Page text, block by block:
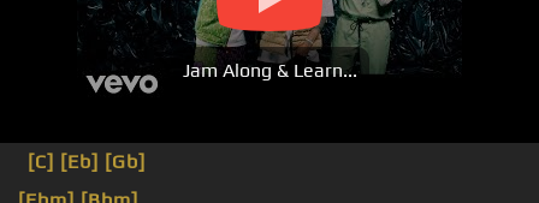
Jam Along & Learn...
[C] [Eb] [Gb]